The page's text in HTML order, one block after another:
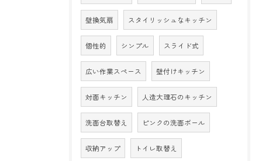
壁換気扇 スタイリッシュなキッチン
個性的 シンプル スライド式
広い作業スペース 壁付けキッチン
対面キッチン 人造大理石のキッチン
洗面台取替え ピンクの洗面ボール
収納アップ トイレ取替え